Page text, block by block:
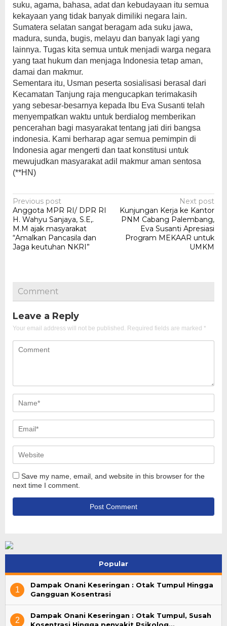
suku, agama, bahasa, adat dan kebudayaan itu semua
kekayaan yang tidak banyak dimiliki negara lain.
Sumatera selatan sangat beragam ada suku jawa,
madura, sunda, bugis, melayu dan banyak lagi yang
lainnya. Tugas kita semua untuk menjadi warga negara
yang taat hukum dan menjaga Indonesia tetap aman,
damai dan makmur.
Sementara itu, Usman peserta sosialisasi berasal dari
Kecamatan Tanjung raja mengucapkan terimakasih
yang sebesar-besarnya kepada Ibu Eva Susanti telah
menyempatkan waktu untuk berdialog memberikan
pencerahan bagi masyarakat tentang jati diri bangsa
indonesia. Kami berharap agar semua pemimpin di
Indonesia agar mengerti dan taat konstitusi untuk
mewujudkan masyarakat adil makmur aman sentosa
(**HN)
Post
navigation
Previous post
Anggota MPR RI/ DPR RI
H. Wahyu Sanjaya, S.E,.
M.M ajak masyarakat
“Amalkan Pancasila dan
Jaga keutuhan NKRI”
Next post
Kunjungan Kerja ke Kantor
PNM Cabang Palembang,
Eva Susanti Apresiasi
Program MEKAAR untuk
UMKM
Comment
Leave a Reply
Your email address will not be published. Required fields are marked *
Save my name, email, and website in this browser for the
next time I comment.
Popular
1
Dampak Onani Keseringan : Otak Tumpul Hingga
Gangguan Kosentrasi
2
Dampak Onani Keseringan : Otak Tumpul, Susah